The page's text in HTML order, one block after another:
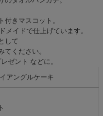
付きマスコット。
メイドで仕上げています。
して
てください。
ゼント などに。
アングルケーキ